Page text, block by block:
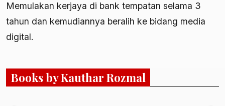
Memulakan kerjaya di bank tempatan selama 3
tahun dan kemudiannya beralih ke bidang media
digital.
Books by Kauthar Rozmal